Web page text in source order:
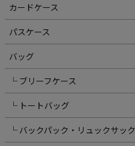
カードケース
パスケース
バッグ
└ ブリーフケース
└ トートバッグ
└ バックパック・リュックサック